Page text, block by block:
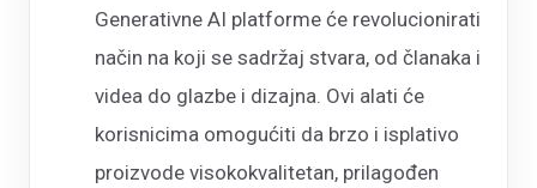
Generativne AI platforme će revolucionirati
način na koji se sadržaj stvara, od članaka i
videa do glazbe i dizajna. Ovi alati će
korisnicima omogućiti da brzo i isplativo
proizvode visokokvalitetan, prilagođen